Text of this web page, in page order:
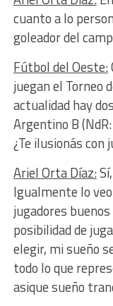
cuanto a lo
goleador del
Fútbol del Oeste:
juegan el Torneo
actualidad hay
Argentino B
¿Te ilusionás con
Ariel Orta Díaz:
Igualmente lo
jugadores
posibilidad de
elegir, mi sueño
todo lo que
asique sueño